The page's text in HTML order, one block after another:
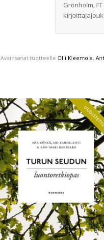
Grönholm,
Avainsanat tuotteelle Olli Kleemola,